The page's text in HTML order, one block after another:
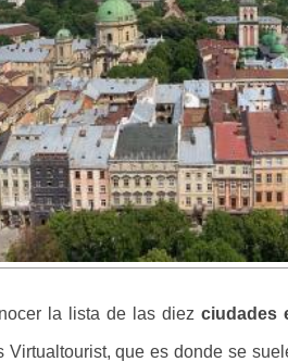
la lista de las diezciudades
Virtualtourist, que es donde se